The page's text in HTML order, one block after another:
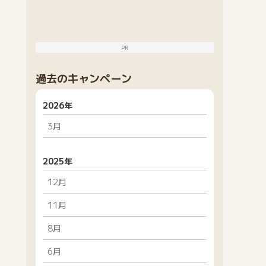
PR
過去のキャンペーン
2026年
3月
2025年
12月
11月
8月
6月